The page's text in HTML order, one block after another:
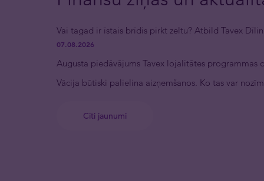
Vai tagad ir īstais brīdis pirkt zeltu? Atbild Tavex
07.08.2026
Augusta piedāvājums Tavex lojalitātes programmas
Vācija būtiski palielina aizņemšanos. Ko tas var
Citi jaunumi